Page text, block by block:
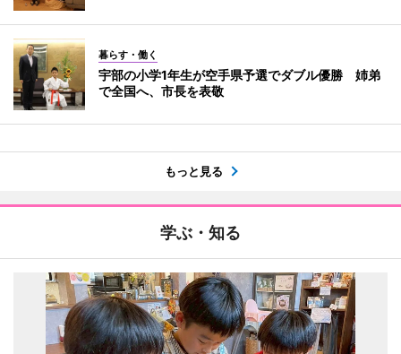
暮らす・働く
宇部の小学1年生が空手県予選でダブル優勝 姉弟
で全国へ、市長を表敬
もっと見る
学ぶ・知る